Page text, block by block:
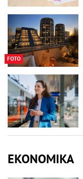
FOTO
EKONOMIKA